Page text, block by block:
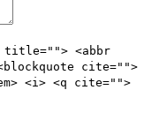
title=""> <abbr
cite="">
<i> <q cite="">